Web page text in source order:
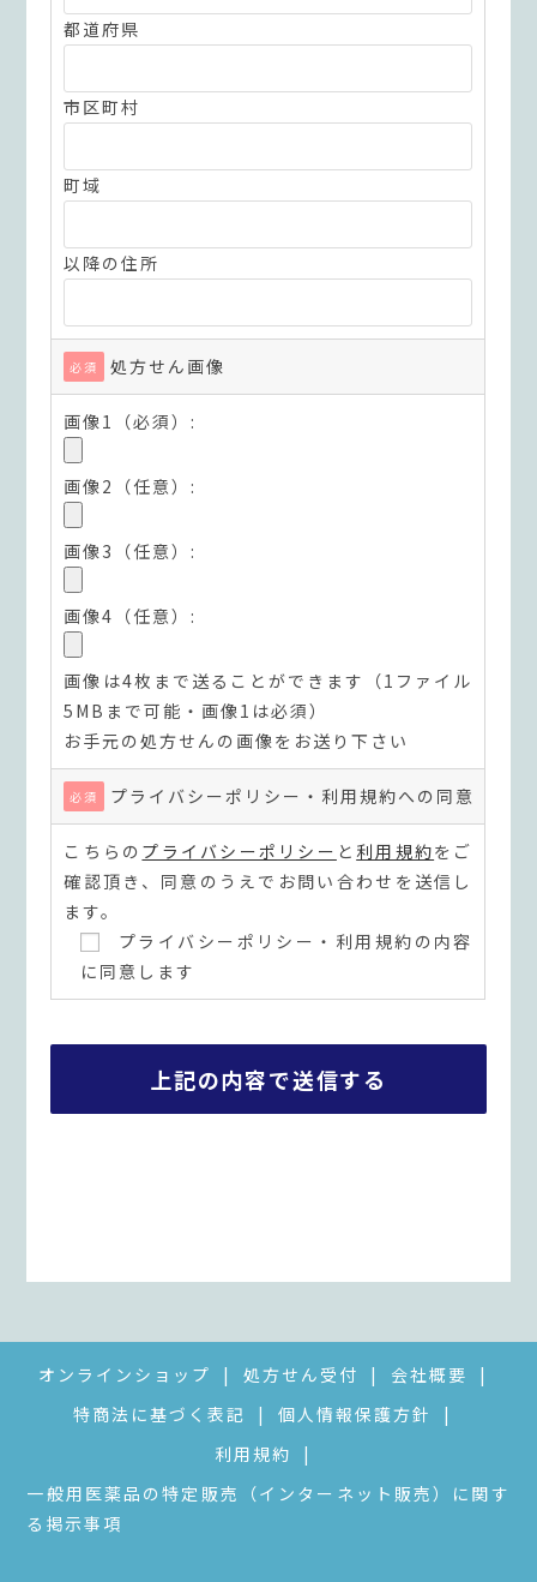
都道府県
市区町村
町域
以降の住所
必須 処方せん画像
画像1（必須）:
画像2（任意）:
画像3（任意）:
画像4（任意）:
画像は4枚まで送ることができます（1ファイル
5MBまで可能・画像1は必須）
お手元の処方せんの画像をお送り下さい
必須 プライバシーポリシー・利用規約への同意
こちらの プライバシーポリシー と 利用規約をご
確認頂き、同意のうえでお問い合わせを送信し
ます。
プライバシーポリシー・利用規約の内容
に同意します
n
t
i
オンラインショップ 処方せん受付
会社概要
特商法に基づく表記
個人情報保護方針
利用規約
一般用医薬品の特定販売（インターネット販売）に関す
る掲示事項